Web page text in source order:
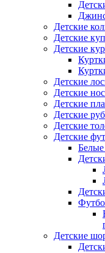
Детские
Детские
Детские
Детские
Детские
Детские
Детские
Детские
Детские
Детские